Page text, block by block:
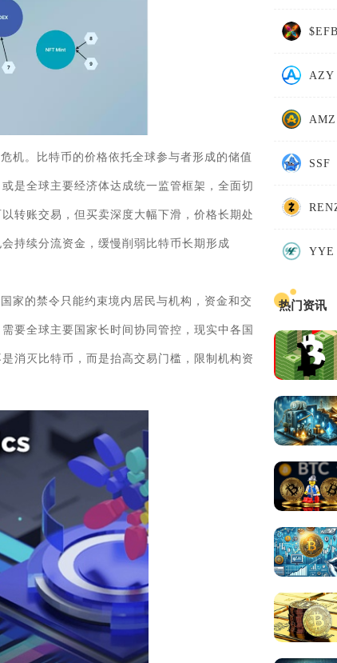
机。比特币的价格依托全球参与者形成的储值
是全球主要经济体达成统一监管框架，全面切
转账交易，但买卖深度大幅下滑，价格长期处
持续分流资金，缓慢削弱比特币长期形成
家的禁令只能约束境内居民与机构，资金和交
要全球主要国家长时间协同管控，现实中各国
消灭比特币，而是抬高交易门槛，限制机构资
$EFB
AZY
AMZ
SSF
YYE
热门资讯